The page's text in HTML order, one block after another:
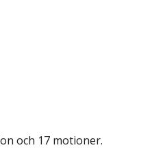
och 17 motioner.